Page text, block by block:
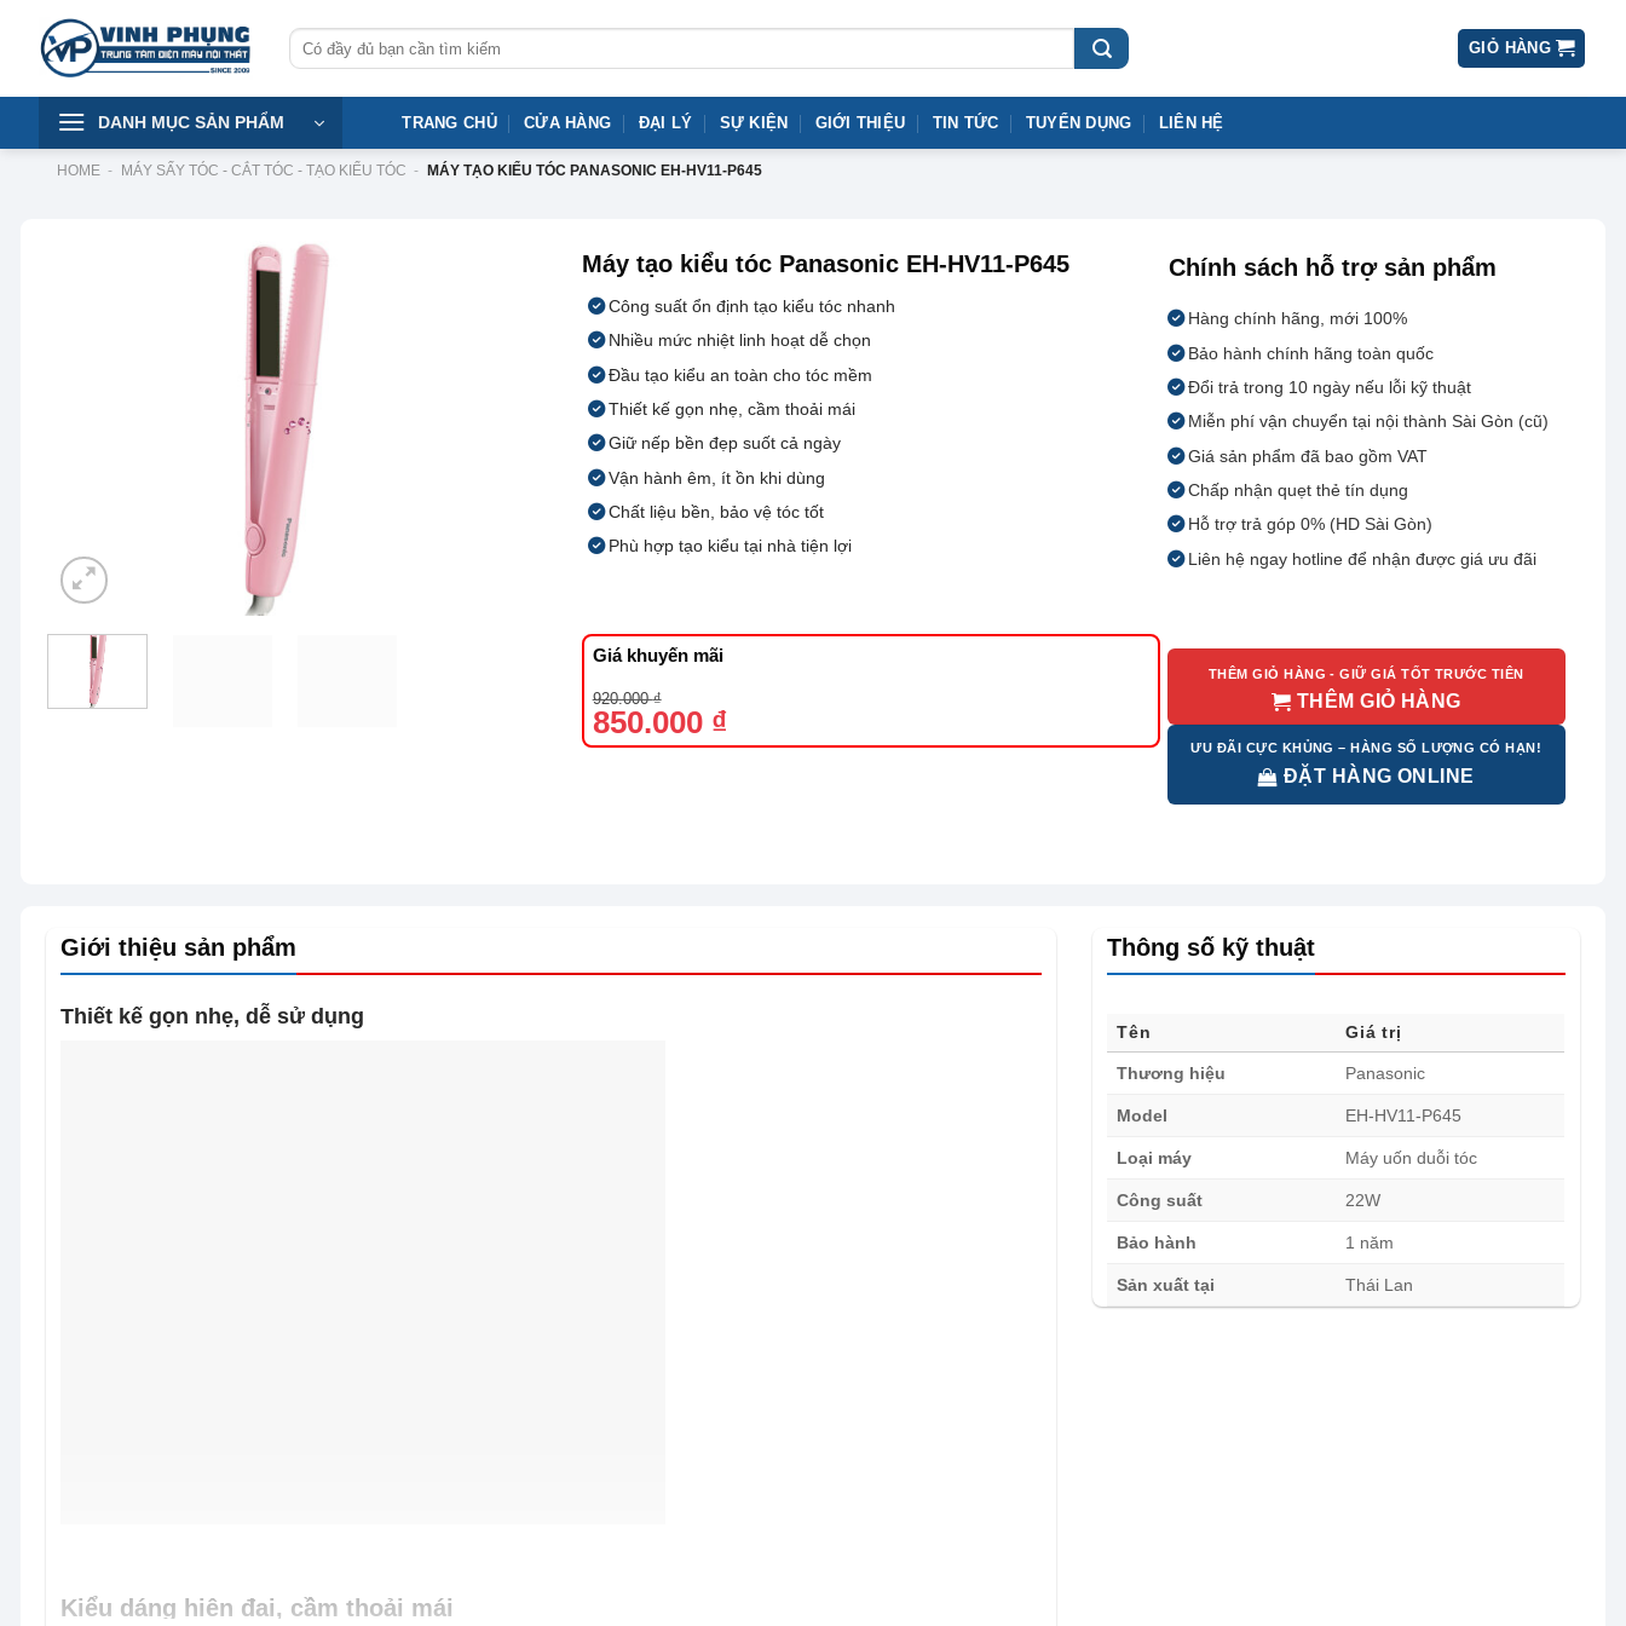
content
Tìm
kiếm:
GIỎ HÀNG
DANH MỤC SẢN PHẨM TRANG CHỦ CỬA HÀNG ĐẠI LÝ SỰ KIỆN GIỚI THIỆU TIN TỨC TUYỂN DỤNG LIÊN HỆ
HOME - MÁY SẤY TÓC - CẮT TÓC - TẠO KIỂU TÓC - MÁY TẠO KIỂU TÓC PANASONIC EH-HV11-P645
Máy tạo kiểu tóc Panasonic EH-HV11-P645
Công suất ổn định tạo kiểu tóc nhanh
Nhiều mức nhiệt linh hoạt dễ chọn
Đầu tạo kiểu an toàn cho tóc mềm
Thiết kế gọn nhẹ, cầm thoải mái
Giữ nếp bền đẹp suốt cả ngày
Vận hành êm, ít ồn khi dùng
Chất liệu bền, bảo vệ tóc tốt
Phù hợp tạo kiểu tại nhà tiện lợi
Chính sách hỗ trợ sản phẩm
Hàng chính hãng, mới 100%
Bảo hành chính hãng toàn quốc
Đổi trả trong 10 ngày nếu lỗi kỹ thuật
Miễn phí vận chuyển tại nội thành Sài Gòn (cũ)
Giá sản phẩm đã bao gồm VAT
Chấp nhận quẹt thẻ tín dụng
Hỗ trợ trả góp 0% (HD Sài Gòn)
Liên hệ ngay hotline để nhận được giá ưu đãi
Giá khuyến mãi
920.000₫
Giá
gốc
là:
920.000 ₫.
850.000 ₫
Giá
hiện
tại
là:
THÊM GIỎ HÀNG - GIỮ GIÁ TỐT TRƯỚC TIÊN
THÊM GIỎ HÀNG
ƯU ĐÃI CỰC KHỦNG – HÀNG SỐ LƯỢNG CÓ HẠN!
ĐẶT HÀNG ONLINE
Giới thiệu sản phẩm
Thiết kế gọn nhẹ, dễ sử dụng
Kiểu dáng hiện đại, cầm thoải mái
Thông số kỹ thuật
Tên Giá trị
Thương hiệu Panasonic
Model EH-HV11-P645
Loại máy Máy uốn duỗi tóc
Công suất 22W
Bảo hành 1 năm
Sản xuất tại Thái Lan